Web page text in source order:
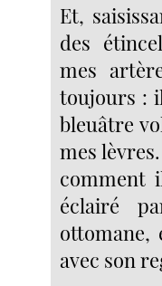
Et,
des
mes
toujours :
bleuâtre
mes
comment
éclairé
ottomane,
avec son